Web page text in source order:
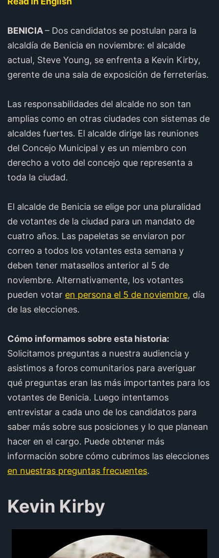
BENICIA– Dos candidatos se postulan para la
alcaldía de Benicia en noviembre: el alcalde
actual, Steve Young, se enfrenta a Kevin Kirby,
gerente de una sala de exposición de ferreterías.
Las responsabilidades del alcalde no son tan
amplias como en otras ciudades con sistemas de
alcaldes fuertes. El alcalde dirige las reuniones
del Concejo Municipal y es un miembro con
derecho a voto del concejo que representa a
toda la ciudad.
El alcalde de Benicia se elige por una pluralidad
de votantes de la ciudad para un mandato de
cuatro años. Las papeletas se enviaron por
correo a todos los votantes esta semana y
deben tener matasellos anterior al 5 de
noviembre. Alternativamente, los votantes
pueden votar en persona el 5 de noviembre, día
de las elecciones.
Cómo informamos sobre esta historia:
Solicitamos preguntas a nuestra audiencia y
asistimos a foros comunitarios para averiguar
qué preguntas eran las más importantes para los
votantes de Benicia. Luego intentamos
entrevistar a cada uno de los candidatos para
saber más sobre sus posiciones y lo que planean
hacer en el cargo. Puede obtener más
información sobre cómo cubrimos las elecciones
en nuestras preguntas frecuentes.
Kevin Kirby